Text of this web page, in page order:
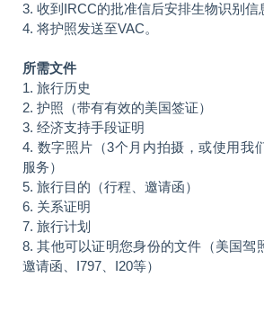
3. 收到IRCC的批准信后安排生物识别信
4. 将护照发送至VAC。
所需文件
1. 旅行历史
2. 护照（带有有效的美国签证）
3. 经济支持手段证明
4. 数字照片（3个月内拍摄，或使用我
服务）
5. 旅行目的（行程、邀请函）
6. 关系证明
7. 旅行计划
8. 其他可以证明您身份的文件（美国驾
邀请函、I797、I20等）